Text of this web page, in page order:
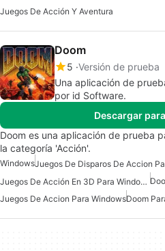
Juegos De Acción Y Aventura
Doom
5 Versión de prueba
Una aplicación de
por id Software.
Descargar
Doom es una aplicación de prueba
la categoría 'Acción'.
Windows
Juegos De Acción En 3D Para Windows
Juegos De Accion Para WindowsDoom